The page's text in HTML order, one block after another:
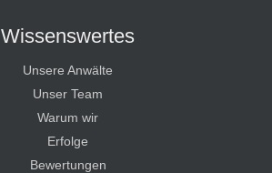
Wissenswertes
Unsere Anwälte
Unser Team
Warum wir
Erfolge
Bewertungen